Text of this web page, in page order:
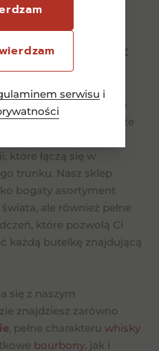
serwisu i
świat whisky
smaków z
wraz z nami to nie tylko
i aromaty, ale także
tradycji i
które łączą się w
trunku. Nasz sklep
bogaty asortyment
ale również pełne
które pozwolą Ci
każdą butelkę znajdującą
się z naszym
znajdziesz zarówno
, pełne charakteru whisky
bourbony, jak i